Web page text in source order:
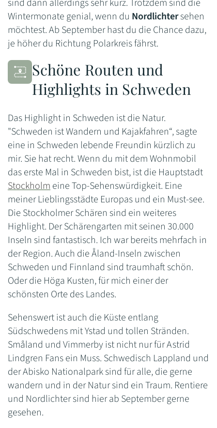
sind dann allerdings sehr kurz. Trotzdem sind die
Wintermonate genial, wenn du Nordlichtersehen
möchtest. Ab September hast du die Chance dazu,
je höher du Richtung Polarkreis fährst.
Schöne Routen und
Highlights in Schweden
Das Highlight in Schweden ist die Natur.
"Schweden ist Wandern und Kajakfahren“, sagte
eine in Schweden lebende Freundin kürzlich zu
mir. Sie hat recht. Wenn du mit dem Wohnmobil
das erste Mal in Schweden bist, ist die Hauptstadt
Stockholmeine Top-Sehenswürdigkeit. Eine
meiner Lieblingsstädte Europas und ein Must-see.
Die Stockholmer Schären sind ein weiteres
Highlight. Der Schärengarten mit seinen 30.000
Inseln sind fantastisch. Ich war bereits mehrfach in
der Region. Auch die Åland-Inseln zwischen
Schweden und Finnland sind traumhaft schön.
Oder die Höga Kusten, für mich einer der
schönsten Orte des Landes.
Sehenswert ist auch die Küste entlang
Südschwedens mit Ystad und tollen Stränden.
Småland und Vimmerby ist nicht nur für Astrid
Lindgren Fans ein Muss. Schwedisch Lappland und
der Abisko Nationalpark sind für alle, die gerne
wandern und in der Natur sind ein Traum. Rentiere
und Nordlichter sind hier ab September gerne
gesehen.